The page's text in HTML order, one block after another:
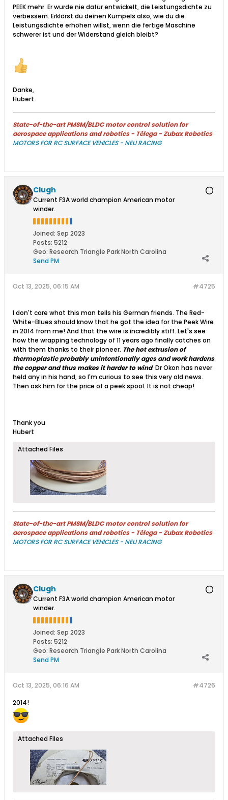
PEEK mehr. Er wurde nie dafür entwickelt, die Leistungsdichte zu
verbessern. Erklärst du deinen Kumpels also, wie du die
Leistungsdichte erhöhen willst, wenn die fertige Maschine
schwerer ist und der Widerstand gleich bleibt?
Danke,
Hubert
State-of-the-art PMSM/BLDC motor control solution for
aerospace applications and robotics - Télega - Zubax Robotics
MOTORS FOR RC SURFACE VEHICLES - NEU RACING
Clugh
Current F3A world champion American motor
winder.
Joined: Sep 2023
Posts: 5212
Geo: Research Triangle Park North Carolina
Send PM
#4725
Oct 13, 2025, 06:15 AM
I don't care what this man tells his German friends. The Red-
White-Blues should know that he got the idea for the Peek Wire
in 2014 from me! And that the wire is incredibly stiff. Let's see
how the wrapping technology of 11 years ago finally catches on
with them thanks to their pioneer. The hot extrusion of
thermoplastic probably unintentionally ages and work hardens
the copper and thus makes it harder to wind. Dr Okon has never
held any in his hand, so I'm curious to see this very old news.
Then ask him for the price of a peek spool. It is not cheap!
Thank you
Hubert
Attached Files
State-of-the-art PMSM/BLDC motor control solution for
aerospace applications and robotics - Télega - Zubax Robotics
MOTORS FOR RC SURFACE VEHICLES - NEU RACING
Clugh
Current F3A world champion American motor
winder.
Joined: Sep 2023
Posts: 5212
Geo: Research Triangle Park North Carolina
Send PM
#4726
Oct 13, 2025, 06:16 AM
2014!
Attached Files